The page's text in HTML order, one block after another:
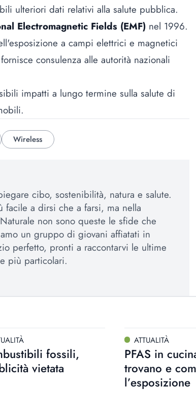
ulteriori dati relativi alla salute pubblica.
Electromagnetic Fields (EMF) nel 1996.
a campi elettrici e magnetici
consulenza alle autorità nazionali
impatti a lungo termine sulla salute di
Wireless
cibo, sostenibilità, natura e salute.
facile a dirsi che a farsi, ma nella
non sono queste le sfide che
un gruppo di giovani affiatati in
perfetto, pronti a raccontarvi le ultime
più particolari.
fossili,
vietata
ATTUALITÀ
PFAS in
trovano e
l’esposizione